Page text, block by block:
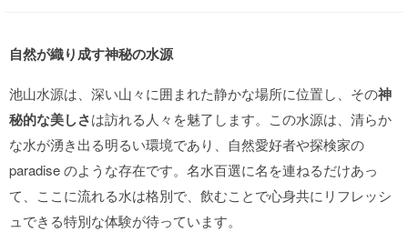
自然が織り成す神秘の水源
池山水源は、深い山々に囲まれた静かな場所に位置し、その神
秘的な美しさは訪れる人々を魅了します。この水源は、清らか
な水が湧き出る明るい環境であり、自然愛好者や探検家の
paradise のような存在です。名水百選に名を連ねるだけあっ
て、ここに流れる水は格別で、飲むことで心身共にリフレッシ
ュできる特別な体験が待っています。